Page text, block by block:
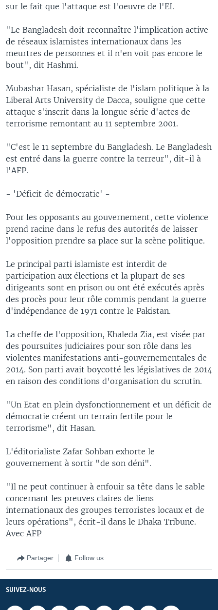
sur le fait que l'attaque est l'oeuvre de l'EI.
"Le Bangladesh doit reconnaître l'implication active
de réseaux islamistes internationaux dans les
meurtres de personnes et il n'en voit pas encore le
bout", dit Hashmi.
Mubashar Hasan, spécialiste de l'islam politique à la
Liberal Arts University de Dacca, souligne que cette
attaque s'inscrit dans la longue série d'actes de
terrorisme remontant au 11 septembre 2001.
"C'est le 11 septembre du Bangladesh. Le Bangladesh
est entré dans la guerre contre la terreur", dit-il à
l'AFP.
- 'Déficit de démocratie' -
Pour les opposants au gouvernement, cette violence
prend racine dans le refus des autorités de laisser
l'opposition prendre sa place sur la scène politique.
Le principal parti islamiste est interdit de
participation aux élections et la plupart de ses
dirigeants sont en prison ou ont été exécutés après
des procès pour leur rôle commis pendant la guerre
d'indépendance de 1971 contre le Pakistan.
La cheffe de l'opposition, Khaleda Zia, est visée par
des poursuites judiciaires pour son rôle dans les
violentes manifestations anti-gouvernementales de
2014. Son parti avait boycotté les législatives de 2014
en raison des conditions d'organisation du scrutin.
"Un Etat en plein dysfonctionnement et un déficit de
démocratie créent un terrain fertile pour le
terrorisme", dit Hasan.
L'éditorialiste Zafar Sohban exhorte le
gouvernement à sortir "de son déni".
"Il ne peut continuer à enfouir sa tête dans le sable
concernant les preuves claires de liens
internationaux des groupes terroristes locaux et de
leurs opérations", écrit-il dans le Dhaka Tribune.
Avec AFP
Partager Follow us
SUIVEZ-NOUS